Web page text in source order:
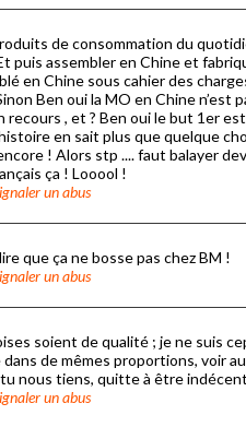
de consommation du
assembler en Chine et
en Chine sous cahier des
Ben oui la MO en Chine n’est
, et ? Ben oui le but 1er
en sait plus que quelque
! Alors stp .... faut balayer
ça ! Looool !
un abus
que ça ne bosse pas chez BM !
un abus
soient de qualité ; je ne suis
de mêmes proportions, voir
nous tiens, quitte à être
un abus